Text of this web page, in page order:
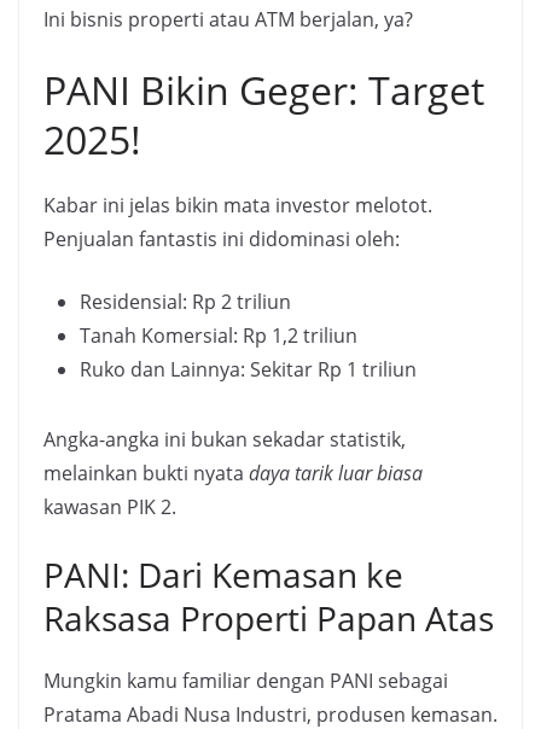
Ini bisnis properti atau ATM berjalan, ya?
PANI Bikin Geger: Target
2025!
Kabar ini jelas bikin mata investor melotot.
Penjualan fantastis ini didominasi oleh:
Residensial: Rp 2 triliun
Tanah Komersial: Rp 1,2 triliun
Ruko dan Lainnya: Sekitar Rp 1 triliun
Angka-angka ini bukan sekadar statistik,
melainkan bukti nyata daya tarik luar biasa
kawasan PIK 2.
PANI: Dari Kemasan ke
Raksasa Properti Papan Atas
Mungkin kamu familiar dengan PANI sebagai
Pratama Abadi Nusa Industri, produsen kemasan.